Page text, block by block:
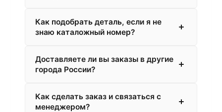
Как подобрать деталь, если я не
знаю каталожный номер?
Доставляете ли вы заказы в другие
города России?
Как сделать заказ и связаться с
менеджером?